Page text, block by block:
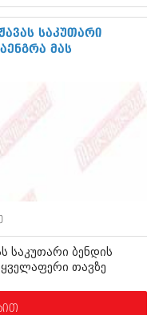
საკუთარი
მას
საკუთარი ბენდის
თავზე